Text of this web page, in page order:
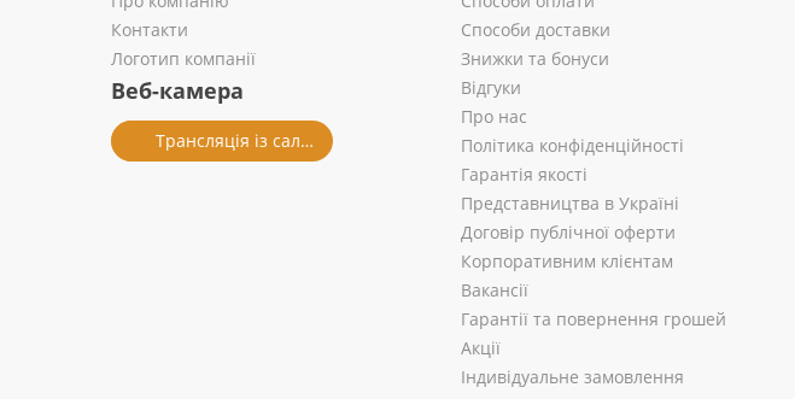
Контакти
Логотип компанії
Веб-камера
Трансляція із салону
Способи доставки
Знижки та бонуси
Відгуки
Про нас
Політика конфіденційності
Гарантія якості
Представництва в Україні
Договір публічної оферти
Корпоративним клієнтам
Вакансії
Гарантії та повернення грошей
Акції
Індивідуальне замовлення